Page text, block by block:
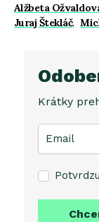
Alžbeta
Juraj Štekláč,
Krátky